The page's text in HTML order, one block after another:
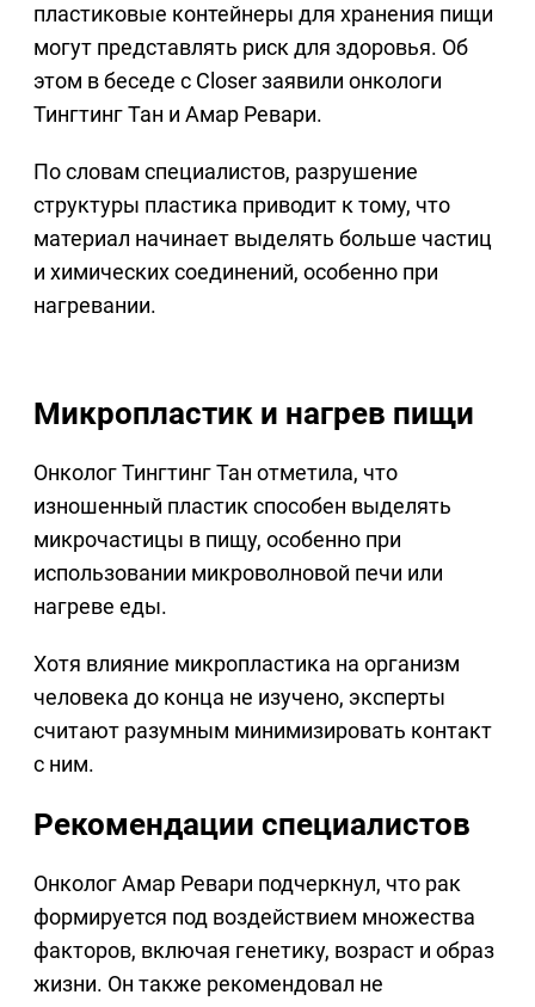
пластиковые контейнеры для хранения пищи
могут представлять риск для здоровья. Об
этом в беседе с Closer заявили онкологи
Тингтинг Тан и Амар Ревари.
По словам специалистов, разрушение
структуры пластика приводит к тому, что
материал начинает выделять больше частиц
и химических соединений, особенно при
нагревании.
Микропластик и нагрев пищи
Онколог Тингтинг Тан отметила, что
изношенный пластик способен выделять
микрочастицы в пищу, особенно при
использовании микроволновой печи или
нагреве еды.
Хотя влияние микропластика на организм
человека до конца не изучено, эксперты
считают разумным минимизировать контакт
с ним.
Рекомендации специалистов
Онколог Амар Ревари подчеркнул, что рак
формируется под воздействием множества
факторов, включая генетику, возраст и образ
жизни. Он также рекомендовал не